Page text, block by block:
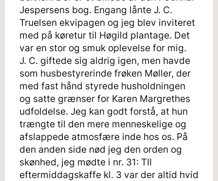
Jespersens bog. Engang lånte J. C.
Truelsen ekvipagen og jeg blev inviteret
med på køretur til Høgild plantage. Det
var en stor og smuk oplevelse for mig.
J. C. giftede sig aldrig igen, men havde
som husbestyrerinde frøken Møller, der
med fast hånd styrede husholdningen
og satte grænser for Karen Margrethes
udfoldelse. Jeg kan godt forstå, at hun
trængte til den mere menneskelige og
afslappede atmosfære inde hos os. På
den anden side nød jeg den orden og
skønhed, jeg mødte i nr. 31: TII
eftermiddagskaffe kl. 3 var der altid hvid